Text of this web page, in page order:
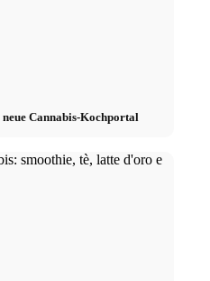
Cannabis-Kochportal